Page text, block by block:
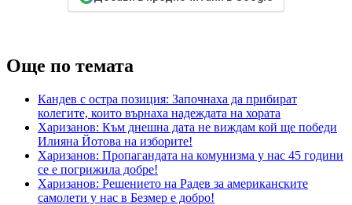
Още по темата
Кандев с остра позиция: Започнаха да прибират
колегите, които върнаха надеждата на хората
Харизанов: Към днешна дата не виждам кой ще победи
Илияна Йотова на изборите!
Харизанов: Пропагандата на комунизма у нас 45 години
се е погрижила добре!
Харизанов: Решението на Радев за американските
самолети у нас в Безмер е добро!